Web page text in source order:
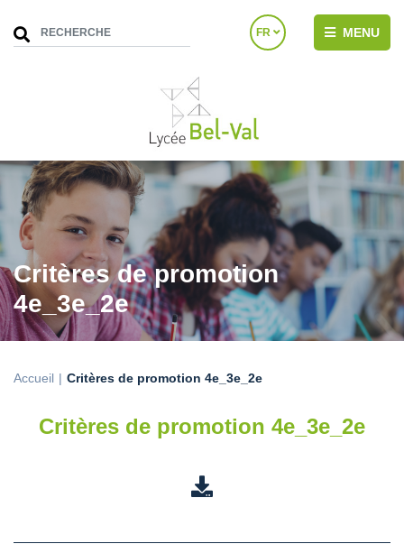
FR MENU
Critères de promotion
4e_3e_2e
Accueil Critères de promotion 4e_3e_2e
Critères de promotion 4e_3e_2e